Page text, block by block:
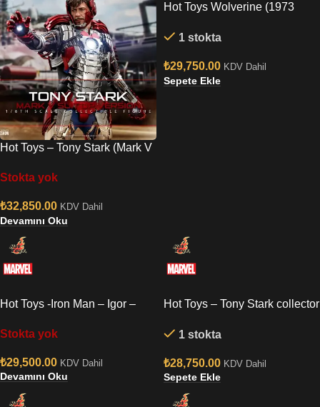
Hot Toys – Tony Stark (Mark V
Scale Figure
Stokta yok
₺32,850.00 KDV Dahil
Devamını Oku
Hot Toys Wolverine (1973
Scale Figure
1 stokta
₺29,750.00 KDV Dahil
Sepete Ekle
Hot Toys -Iron Man – Igor –
Stokta yok
₺29,500.00 KDV Dahil
Devamını Oku
Hot Toys – Tony Stark collector
1 stokta
₺28,750.00 KDV Dahil
Sepete Ekle